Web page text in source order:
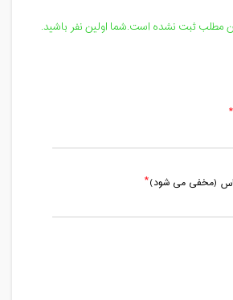
مطلب ثبت نشده است.شما اولین نفر باشید.
(مخفی می شود)